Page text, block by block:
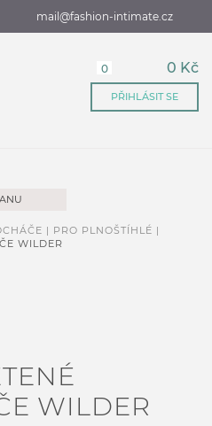
mail@fashion-intimate.cz
0 0 Kč
PŘIHLÁSIT SE
| PRO PLNOŠTÍHLÉ |
WILDER
WILDER